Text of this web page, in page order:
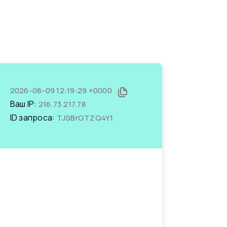
2026-08-09 12:19:29 +0000
Ваш IP: 216.73.217.78
ID запроса: TJSBrGTZQ4Y1